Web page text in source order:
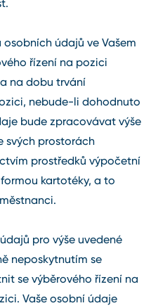
údajů ve Vašem
řízení na pozici
na dobu trvání
nebude-li dohodnuto
bude zpracovávat výše
svých prostorách
prostředků výpočetní
kartotéky, a to
pro výše uvedené
neposkytnutím se
se výběrového řízení na
Vaše osobní údaje